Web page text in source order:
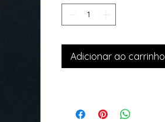
Adicionar ao carrinho